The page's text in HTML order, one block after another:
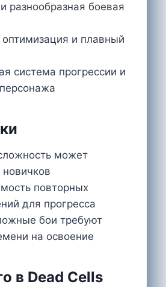
разнообразная боевая
и плавный
система прогрессии и
может
новичков
повторных
для прогресса
бои требуют
на освоение
в Dead Cells